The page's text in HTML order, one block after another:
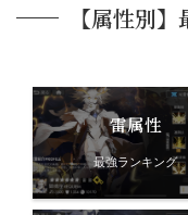
【属性別
雷属性
最強ランキング